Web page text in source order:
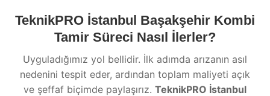
TeknikPRO İstanbul Başakşehir Kombi
Tamir Süreci Nasıl İlerler?
Uyguladığımız yol bellidir. İlk adımda arızanın asıl
nedenini tespit eder, ardından toplam maliyeti açık
ve şeffaf biçimde paylaşırız. TeknikPRO İstanbul